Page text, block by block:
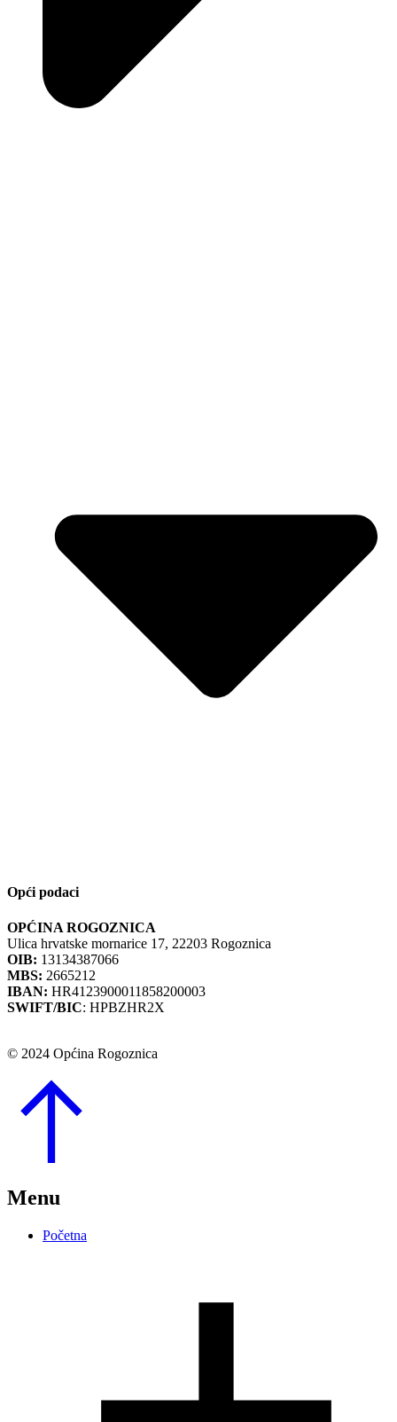
Opći podaci
OPĆINA ROGOZNICA
Ulica hrvatske mornarice 17, 22203 Rogoznica
OIB: 13134387066
MBS: 2665212
IBAN: HR4123900011858200003
SWIFT/BIC: HPBZHR2X
© 2024 Općina Rogoznica
Menu
Početna